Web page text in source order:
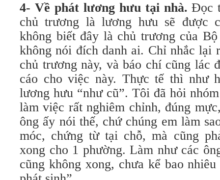
4- Về phát lương hưu tại nhà. Đọc
chủ trương là lương hưu sẽ được
không biết đây là chủ trương của
không nói đích danh ai. Chỉ nhắc lại
chủ trương này, và báo chí cũng lác
cáo cho việc này. Thực tế thì như
lương hưu “như cũ”. Tôi đã hỏi
làm việc rất nghiêm chỉnh, đúng
ông ấy nói thế, chứ chúng em làm
móc, chứng từ tại chỗ, mà cũng
xong cho 1 phường. Làm như các
cũng không xong, chưa kể bao